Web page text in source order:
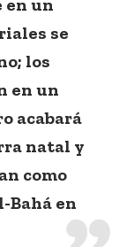
en un
se
los
en un
acabará
natal y
como
Bahá en